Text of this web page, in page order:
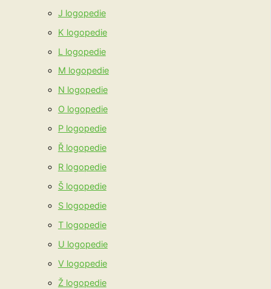
J logopedie
K logopedie
L logopedie
M logopedie
N logopedie
O logopedie
P logopedie
Ř logopedie
R logopedie
Š logopedie
S logopedie
T logopedie
U logopedie
V logopedie
Ž logopedie